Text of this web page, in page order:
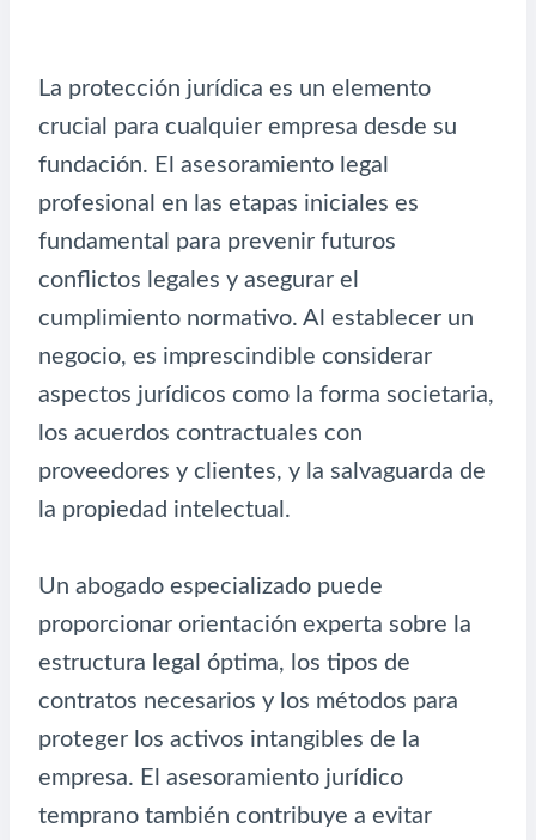
La protección jurídica es un elemento
crucial para cualquier empresa desde su
fundación. El asesoramiento legal
profesional en las etapas iniciales es
fundamental para prevenir futuros
conflictos legales y asegurar el
cumplimiento normativo. Al establecer un
negocio, es imprescindible considerar
aspectos jurídicos como la forma societaria,
los acuerdos contractuales con
proveedores y clientes, y la salvaguarda de
la propiedad intelectual.
Un abogado especializado puede
proporcionar orientación experta sobre la
estructura legal óptima, los tipos de
contratos necesarios y los métodos para
proteger los activos intangibles de la
empresa. El asesoramiento jurídico
temprano también contribuye a evitar